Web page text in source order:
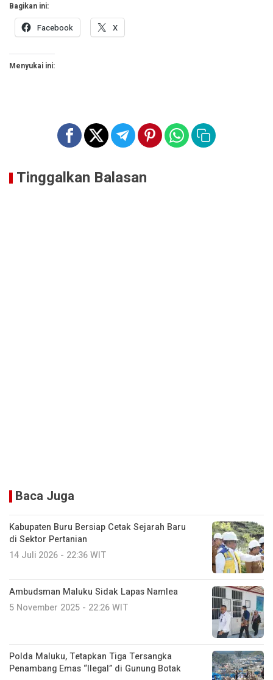
Bagikan ini:
Facebook X
Menyukai ini:
Tinggalkan Balasan
Baca Juga
Kabupaten Buru Bersiap Cetak Sejarah Baru
di Sektor Pertanian
14 Juli 2026 - 22:36 WIT
Ambudsman Maluku Sidak Lapas Namlea
5 November 2025 - 22:26 WIT
Polda Maluku, Tetapkan Tiga Tersangka
Penambang Emas “Ilegal” di Gunung Botak